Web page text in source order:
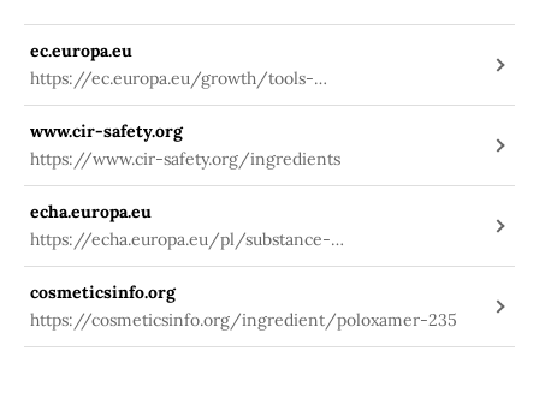
ec.europa.eu
https://ec.europa.eu/growth/tools-
databases/cosing/index.cfm?
fuseaction=search.details_v2&id=80141
www.cir-safety.org
https://www.cir-safety.org/ingredients
echa.europa.eu
https://echa.europa.eu/pl/substance-
information/-/substanceinfo/100.118.740
cosmeticsinfo.org
https://cosmeticsinfo.org/ingredient/poloxamer-235